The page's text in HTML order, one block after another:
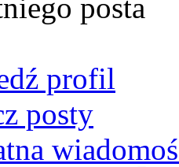
posta
profil
posty